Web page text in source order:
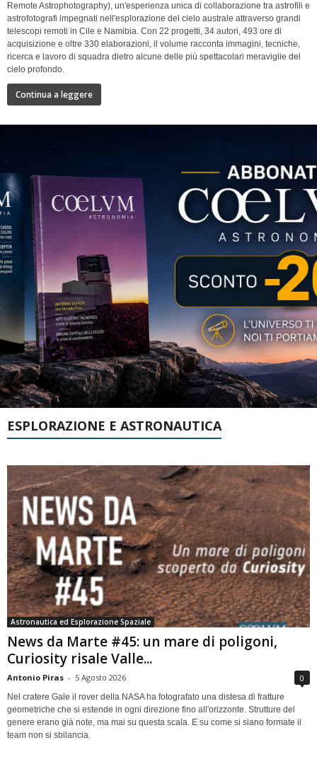
Remote Astrophotography), un'esperienza unica di collaborazione tra astrofili e
astrofotografi impegnati nell'esplorazione del cielo australe attraverso grandi
telescopi remoti in Cile e Namibia. Con 22 progetti, 34 autori, 493 ore di
acquisizione e oltre 330 elaborazioni, il volume racconta immagini, tecniche,
ricerca e lavoro di squadra dietro alcune delle più spettacolari meraviglie del
cielo profondo.
Continua a leggere
ESPLORAZIONE E ASTRONAUTICA
Astronautica ed Esplorazione Spaziale
News da Marte #45: un mare di poligoni,
Curiosity risale Valle...
Antonio Piras - 5 Agosto 2026 0
Nel cratere Gale il rover della NASA ha fotografato una distesa di fratture
geometriche che si estende in ogni direzione fino all'orizzonte. Strutture del
genere erano già note, ma mai su questa scala. E su come si siano formate il
team non si sbilancia.